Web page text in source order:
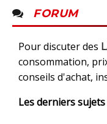
FORUM
Pour discuter des
consommation,
conseils d'achat,
Les derniers sujets